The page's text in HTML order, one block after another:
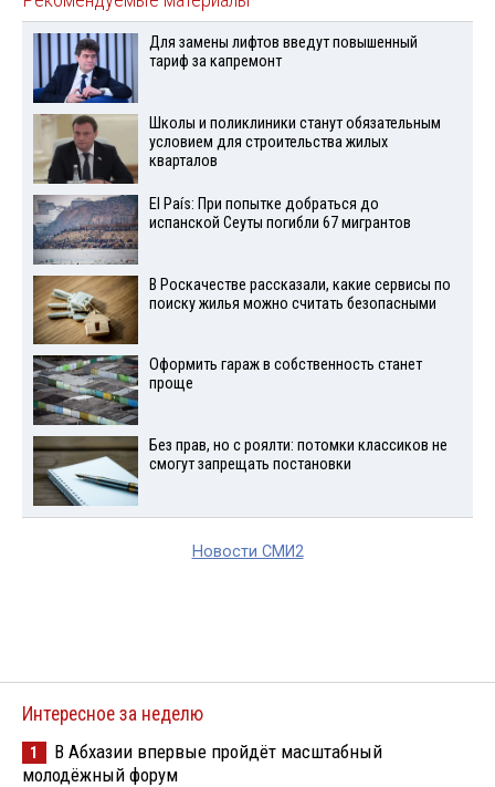
Для замены лифтов введут повышенный
тариф за капремонт
Школы и поликлиники станут обязательным
условием для строительства жилых
кварталов
El País: При попытке добраться до
испанской Сеуты погибли 67 мигрантов
В Роскачестве рассказали, какие сервисы по
поиску жилья можно считать безопасными
Оформить гараж в собственность станет
проще
Без прав, но с роялти: потомки классиков не
смогут запрещать постановки
Новости СМИ2
Интересное за неделю
1
В Абхазии впервые пройдёт масштабный
молодёжный форум